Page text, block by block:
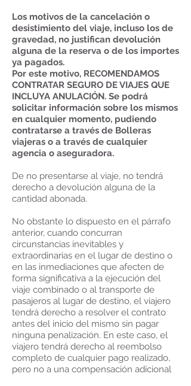
Los motivos de la cancelación o
desistimiento del viaje, incluso los de
gravedad, no justifican devolución
alguna de la reserva o de los importes
ya pagados.
Por este motivo, RECOMENDAMOS
CONTRATAR SEGURO DE VIAJES QUE
INCLUYA ANULACIÓN. Se podrá
solicitar información sobre los mismos
en cualquier momento, pudiendo
contratarse a través de Bolleras
viajeras o a través de cualquier
agencia o aseguradora.
De no presentarse al viaje, no tendrá
derecho a devolución alguna de la
cantidad abonada.
No obstante lo dispuesto en el párrafo
anterior, cuando concurran
circunstancias inevitables y
extraordinarias en el lugar de destino o
en las inmediaciones que afecten de
forma significativa a la ejecución del
viaje combinado o al transporte de
pasajeros al lugar de destino, el viajero
tendrá derecho a resolver el contrato
antes del inicio del mismo sin pagar
ninguna penalización. En este caso, el
viajero tendrá derecho al reembolso
completo de cualquier pago realizado,
pero no a una compensación adicional